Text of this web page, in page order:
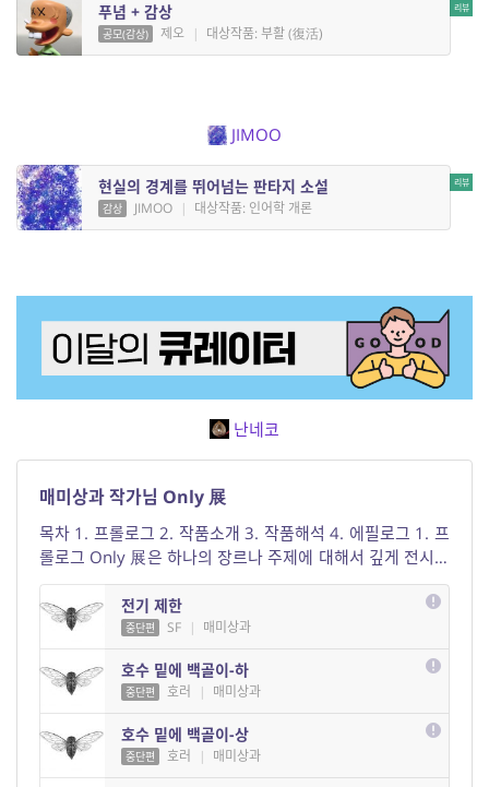
푸념 + 감상
공모(감상) 제오 | 대상작품: 부활 (復活)
JIMOO
현실의 경계를 뛰어넘는 판타지 소설
감상 JIMOO | 대상작품: 인어학 개론
난네코
매미상과 작가님 Only 展
목차 1. 프롤로그 2. 작품소개 3. 작품해석 4. 에필로그 1. 프
롤로그 Only 展은 하나의 장르나 주제에 대해서 깊게 전시하
는 것을 뜻합니다. 브릿G에는 위대한 대문호들이 많이 계시
지만, 이번 리뷰어 큐레이션에서 딱 한 분, ‘매미상과’ 작가님
의 작품들만 다루고자 합니다. 본 큐레이션에선 매미상과 작
가님께서 ...
전기 제한
중단편 SF | 매미상과
호수 밑에 백골이-하
중단편 호러 | 매미상과
호수 밑에 백골이-상
중단편 호러 | 매미상과